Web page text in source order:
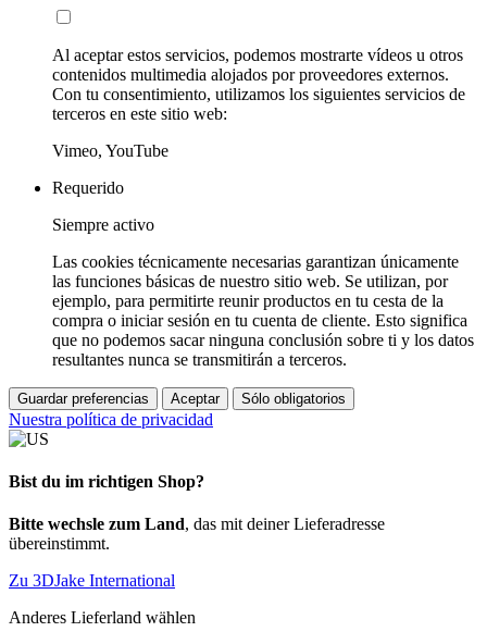
Al aceptar estos servicios, podemos mostrarte vídeos u otros
contenidos multimedia alojados por proveedores externos.
Con tu consentimiento, utilizamos los siguientes servicios de
terceros en este sitio web:
Vimeo, YouTube
Requerido
Siempre activo
Las cookies técnicamente necesarias garantizan únicamente
las funciones básicas de nuestro sitio web. Se utilizan, por
ejemplo, para permitirte reunir productos en tu cesta de la
compra o iniciar sesión en tu cuenta de cliente. Esto significa
que no podemos sacar ninguna conclusión sobre ti y los datos
resultantes nunca se transmitirán a terceros.
Guardar preferencias Aceptar Sólo obligatorios
Nuestra política de privacidad
Bist du im richtigen Shop?
Bitte wechsle zum Land, das mit deiner Lieferadresse
übereinstimmt.
Zu 3DJake International
Anderes Lieferland wählen